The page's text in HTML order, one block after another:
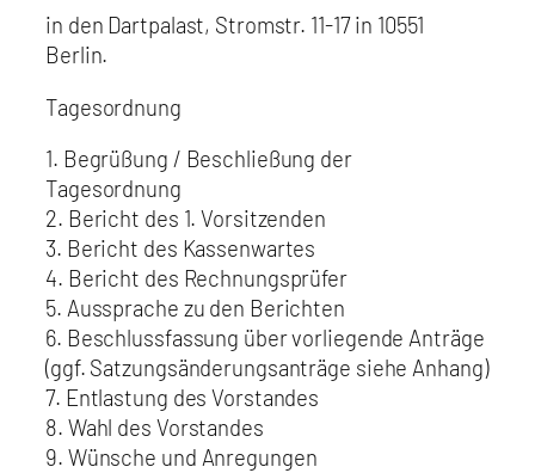
in den Dartpalast, Stromstr. 11-17 in 10551
Berlin.
Tagesordnung
1. Begrüßung / Beschließung der
Tagesordnung
2. Bericht des 1. Vorsitzenden
3. Bericht des Kassenwartes
4. Bericht des Rechnungsprüfer
5. Aussprache zu den Berichten
6. Beschlussfassung über vorliegende Anträge
(ggf. Satzungsänderungsanträge siehe Anhang)
7. Entlastung des Vorstandes
8. Wahl des Vorstandes
9. Wünsche und Anregungen